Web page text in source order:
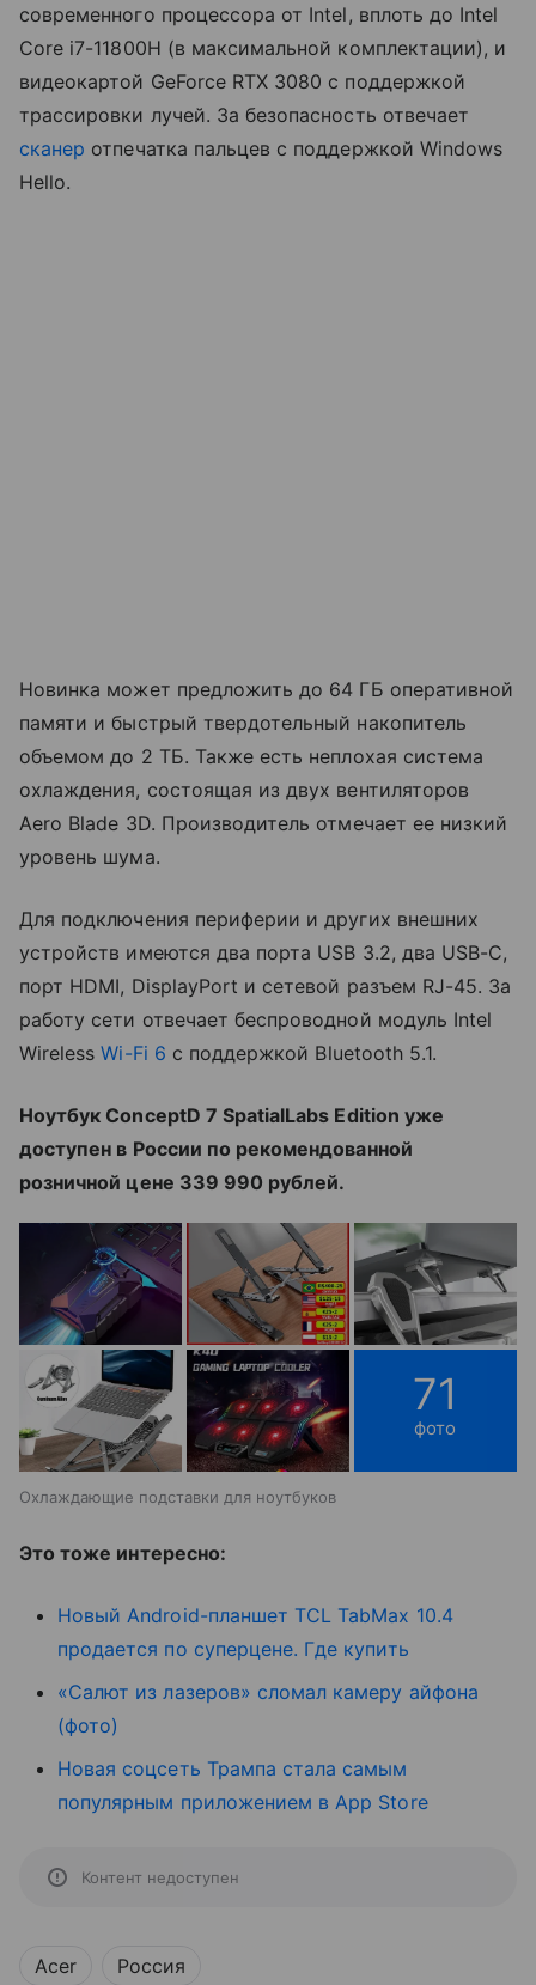
современного процессора от Intel, вплоть до Intel
Core i7-11800H (в максимальной комплектации), и
видеокартой GeForce RTX 3080 с поддержкой
трассировки лучей. За безопасность отвечает
сканер отпечатка пальцев с поддержкой Windows
Hello.
Новинка может предложить до 64 ГБ оперативной
памяти и быстрый твердотельный накопитель
объемом до 2 ТБ. Также есть неплохая система
охлаждения, состоящая из двух вентиляторов
Aero Blade 3D. Производитель отмечает ее низкий
уровень шума.
Для подключения периферии и других внешних
устройств имеются два порта USB 3.2, два USB-C,
порт HDMI, DisplayPort и сетевой разъем RJ-45. За
работу сети отвечает беспроводной модуль Intel
WirelessWi-Fi 6 с поддержкой Bluetooth 5.1.
Ноутбук ConceptD 7 SpatialLabs Edition уже
доступен в России по рекомендованной
розничной цене 339 990 рублей.
71
фото
Охлаждающие подставки для ноутбуков
Это тоже интересно:
Новый Android-планшет TCL TabMax 10.4
продается по суперцене. Где купить
«Салют из лазеров» сломал камеру айфона
(фото)
Новая соцсеть Трампа стала самым
популярным приложением в App Store
Контент недоступен
Acer Россия